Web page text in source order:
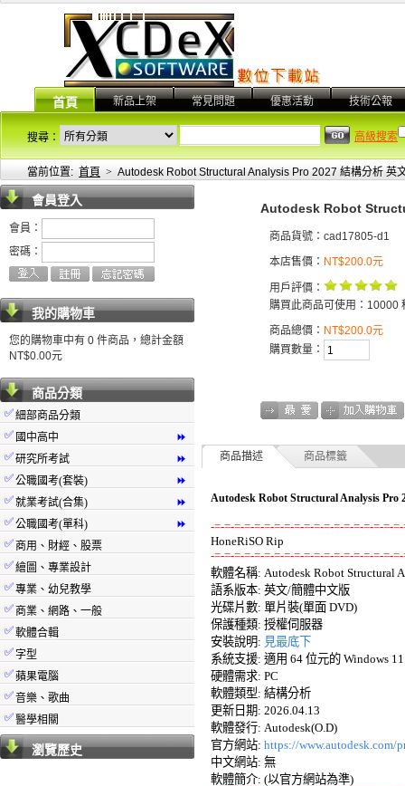
首頁 新品上架 常見問題 優惠活動 技術公報
搜尋： 高級搜索
當前位置: 首頁 > Autodesk Robot Structural Analysis Pro 2027 結構分析 英
會員登入
會員：
密碼：
我的購物車
您的購物車中有 0 件商品，總計金額
NT$0.00元
商品分類
✅細部商品分類
⏩
✅ 國中高中
⏩
✅研究所考試
⏩
✅公職國考(套裝)
⏩
✅就業考試(合集)
⏩
✅公職國考(單科)
✅ 商用、財經、股票
✅繪圖、專業設計
✅專業、幼兒教學
✅ 商業、網路、一般
✅軟體合輯
✅字型
✅蘋果電腦
✅音樂、歌曲
✅醫學相關
瀏覽歷史
Autodesk Robot
商品貨號：cad17805-d1
本店售價： NT$200.0元
用戶評價：
購買此商品可使用：10000
商品總價： NT$200.0元
購買數量：
商品描述 商品標籤
Autodesk Robot Structural Analysis Pro
-=-=-=-=-=-=-=-=-=-=-=-=-=-=-=-=-=-=-
-=-=-=-=-=-=-=-=-=-=-=-=-=-=-=-=-=-=-
軟體名稱: Autodesk Robot Structural
語系版本: 英文/簡體中文版
光碟片數: 單片裝(單面 DVD)
保護種類: 授權伺服器
安裝說明: 見最底下
系統支援: 適用 64 位元的 Windows
硬體需求: PC
軟體類型: 結構分析
更新日期: 2026.04.13
軟體發行: Autodesk(O.D)
官方網站: https://www.autodesk.com/
中文網站: 無